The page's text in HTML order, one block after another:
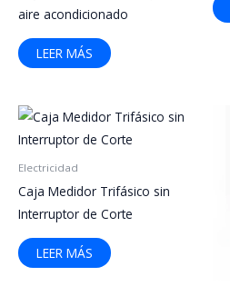
aire acondicionado
LEER MÁS
Electricidad
Caja Medidor Trifásico sin
Interruptor de Corte
LEER MÁS